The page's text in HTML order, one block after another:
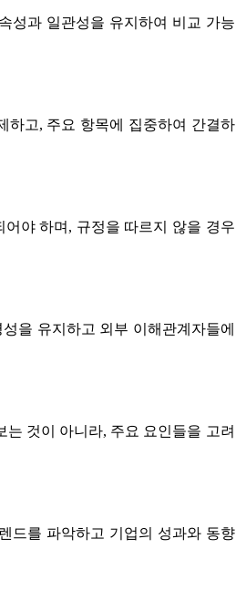
성과 일관성을 유지하여 비교 가능
하고, 주요 항목에 집중하여 간결하
야 하며, 규정을 따르지 않을 경우
을 유지하고 외부 이해관계자들에
것이 아니라, 주요 요인들을 고려
드를 파악하고 기업의 성과와 동향